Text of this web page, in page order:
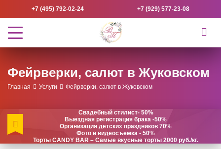
+7 (495) 792-02-24 +7 (929) 577-23-08
Фейрверки, салют в Жуковском
Главная Услуги Фейрверки, салют в Жуковском
Свадебный стилист- 50%
Выездная регистрация брака -50%
Организация детских праздников 70%
Фото и видеосъемка - 50%
Торты CANDY BAR – Самые вкусные торты 2000 руб./кг.